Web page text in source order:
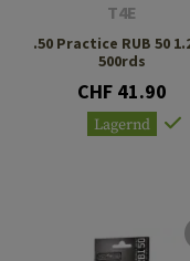
T4E
.50 Practice RUB 50
500rds
CHF 41.90
Lagernd